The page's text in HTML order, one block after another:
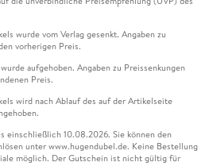
wurde vom Verlag gesenkt. Angaben zu
vorherigen Preis.
aufgehoben. Angaben zu Preissenkungen
Preis.
wird nach Ablauf des auf der Artikelseite
einschließlich 10.08.2026. Sie können den
unter www.hugendubel.de. Keine Bestellung
möglich. Der Gutschein ist nicht gültig für